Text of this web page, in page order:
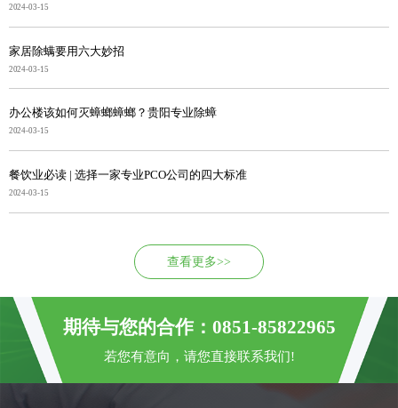
2024-03-15
家居除螨要用六大妙招
2024-03-15
办公楼该如何灭蟑螂蟑螂？贵阳专业除蟑
2024-03-15
餐饮业必读 | 选择一家专业PCO公司的四大标准
2024-03-15
查看更多>>
期待与您的合作：0851-85822965
若您有意向，请您直接联系我们!